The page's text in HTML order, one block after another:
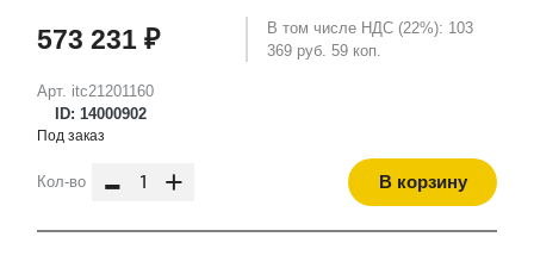
Арт. itc21201160
ID: 14000902
573 231 ₽
В том числе НДС (22%): 103
369 руб. 59 коп.
Под заказ
Кол-во - + В корзину